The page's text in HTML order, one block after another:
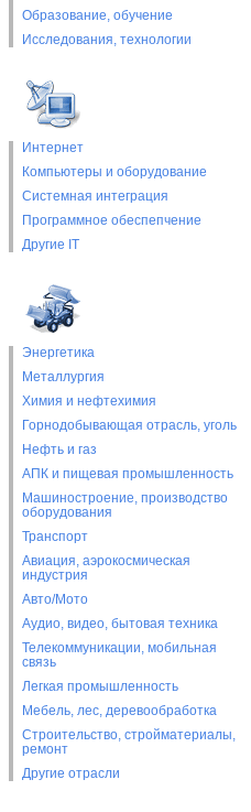
Образование, обучение
Исследования, технологии
Интернет
Компьютеры и оборудование
Системная интеграция
Программное обеспепчение
Другие IT
Энергетика
Металлургия
Химия и нефтехимия
Горнодобывающая отрасль, уголь
Нефть и газ
АПК и пищевая промышленность
Машиностроение, производство
оборудования
Транспорт
Авиация, аэрокосмическая
индустрия
Авто/Мото
Аудио, видео, бытовая техника
Телекоммуникации, мобильная
связь
Легкая промышленность
Мебель, лес, деревообработка
Строительство, стройматериалы,
ремонт
Другие отрасли